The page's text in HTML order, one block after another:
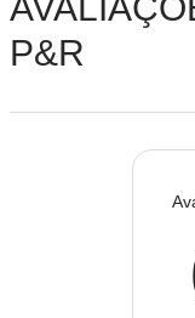
P&R